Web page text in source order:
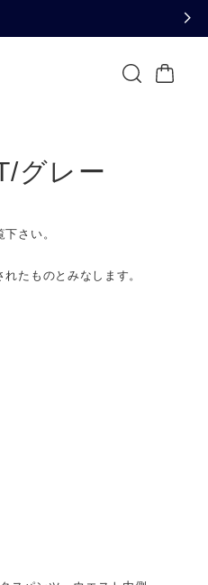
グレー
さい。
たものとみなします。